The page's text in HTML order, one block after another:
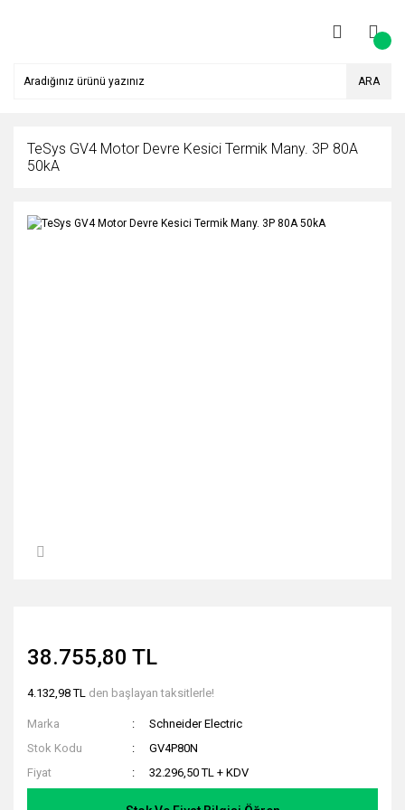
ARA
TeSys GV4 Motor Devre Kesici Termik Many. 3P 80A
50kA
38.755,80 TL
4.132,98 TL den başlayan taksitlerle!
Marka
Schneider Electric
Stok Kodu
GV4P80N
Fiyat
32.296,50 TL + KDV